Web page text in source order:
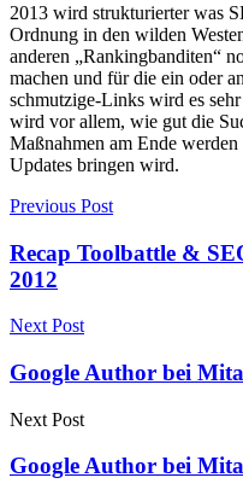
2013 wird strukturierter was
Ordnung in den wilden
anderen „Rankingbanditen“
machen und für die ein oder
schmutzige-Links wird es
wird vor allem, wie gut die
Maßnahmen am Ende
Updates bringen wird.
Previous Post
Recap Toolbattle &
2012
Next Post
Google Author bei
Next Post
Google Author bei